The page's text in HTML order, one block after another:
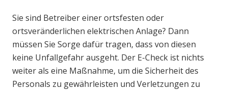
Sie sind Betreiber einer ortsfesten oder
ortsveränderlichen elektrischen Anlage? Dann
müssen Sie Sorge dafür tragen, dass von diesen
keine Unfallgefahr ausgeht. Der E-Check ist nichts
weiter als eine Maßnahme, um die Sicherheit des
Personals zu gewährleisten und Verletzungen zu